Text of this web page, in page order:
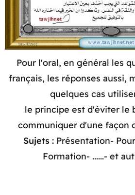
Pour l'oral, en général les
français, les réponses aussi,
quelques cas
le principe est d'éviter le
communiquer d'une façon
Sujets : Présentation-
Formation- ......- et